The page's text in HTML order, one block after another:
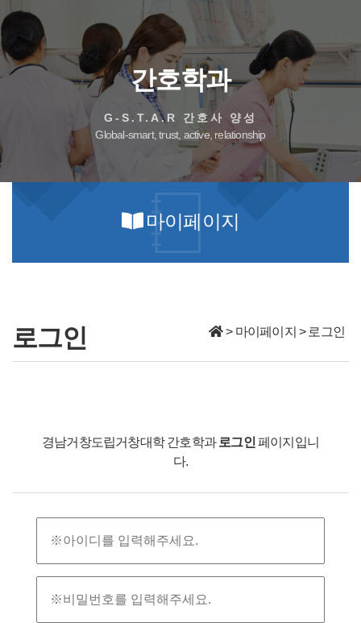
간호학과
G-S.T.A.R 간호사 양성
Global-smart, trust, active, relationship
마이페이지
> 마이페이지 > 로그인
로그인
경남거창도립거창대학 간호학과 로그인 페이지입니
다.